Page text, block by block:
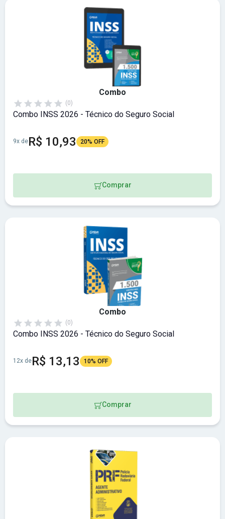
Combo
(0)
Combo INSS 2026 - Técnico do Seguro Social
9x deR$ 10,93 20% OFF
Comprar
Combo
(0)
Combo INSS 2026 - Técnico do Seguro Social
12x deR$ 13,13 10% OFF
Comprar